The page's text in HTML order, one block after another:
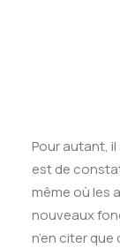
Pour autant, il
est de
même oùles
nouveaux
n’en citer